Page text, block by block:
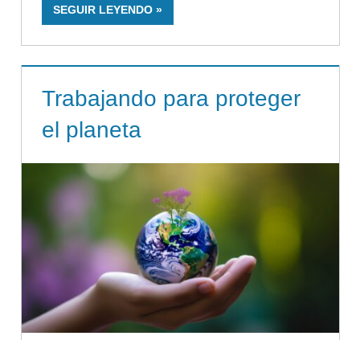
SEGUIR LEYENDO
Trabajando para proteger
el planeta